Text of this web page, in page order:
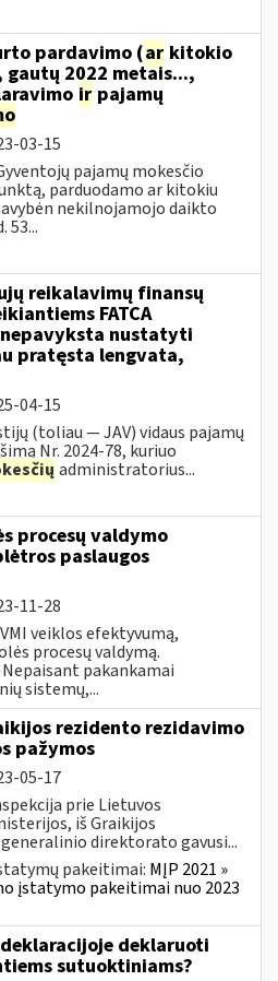
pardavimo (ar kitokio
2022 metais...,
ir pajamų
03-15
pajamų mokesčio
parduodamo ar kitokiu
nekilnojamojo daikto
53...
reikalavimų finansų
FATCA
nustatyti
pratęsta lengvata,
04-15
(toliau — JAV) vidaus pajamų
Nr. 2024-78, kuriuo
administratorius...
procesų valdymo
paslaugos
11-28
veiklos efektyvumą,
procesų valdymą.
pakankamai
sistemų,...
rezidento rezidavimo
pažymos
05-17
prie Lietuvos
iš Graikijos
generalinio direktorato gavusi...
pakeitimai: MĮP 2021 »
įstatymo pakeitimai nuo 2023
deklaruoti
sutuoktiniams?